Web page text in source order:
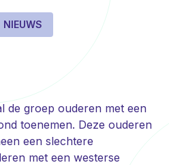
NIEUWS
de groep ouderen met een
toenemen. Deze ouderen
een slechtere
met een westerse